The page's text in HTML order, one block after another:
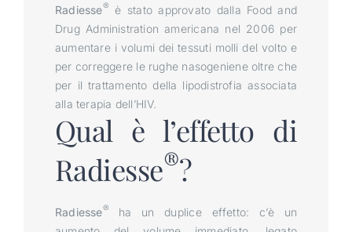
Radiesse® è stato approvato dalla Food and
Drug Administration americana nel 2006 per
aumentare i volumi dei tessuti molli del volto e
per correggere le rughe nasogeniene oltre che
per il trattamento della lipodistrofia associata
alla terapia dell’HIV.
Qual è l’effetto di
Radiesse®?
Radiesse® ha un duplice effetto: c’è un